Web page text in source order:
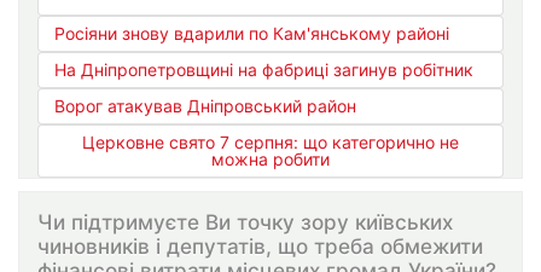
Росіяни знову вдарили по Кам'янському районі
На Дніпропетровщині на фабриці загинув робітник
Ворог атакував Дніпровський район
Церковне свято 7 серпня: що категорично не
можна робити
Чи підтримуєте Ви точку зору київських
чиновників і депутатів, що треба обмежити